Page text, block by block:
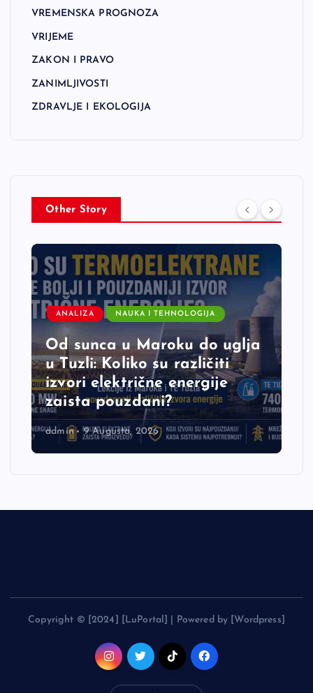
VREMENSKA PROGNOZA
VRIJEME
ZAKON I PRAVO
ZANIMLJIVOSTI
ZDRAVLJE I EKOLOGIJA
Other Story
ANALIZA NAUKA I TEHNOLOGIJA
Od sunca u Maroku do uglja
u Tuzli: Koliko su različiti
izvori električne energije
zaista pouzdani?
admin 9 Augusta, 2026
Copyright © [2024] [LuPortal] | Powered by [Wordpress]